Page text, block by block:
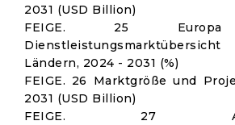
2031 (USD Billion)
FEIGE. 25
Ländern, 2024 - 2031 (%)
FEIGE. 26 Marktgröße und
2031 (USD Billion)
FEIGE. 27 Asien-